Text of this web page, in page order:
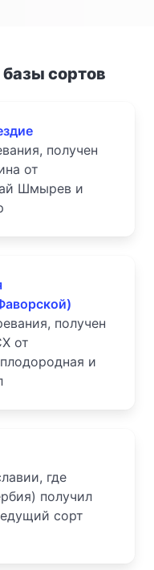
сортов
получен
от
Шмырев и
получен
от
и
где
получил
сорт